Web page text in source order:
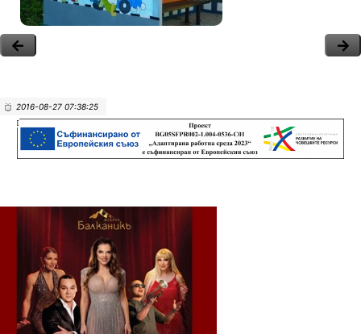
2016-08-27 07:38:25